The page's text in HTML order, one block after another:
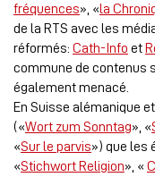
fréquences», «la
de la RTS avec les
réformés: Cath-Info et
commune de contenus
également menacé.
En Suisse alémanique
(«Wort zum Sonntag», «
«Sur le parvis») que les
«Stichwort Religion», «